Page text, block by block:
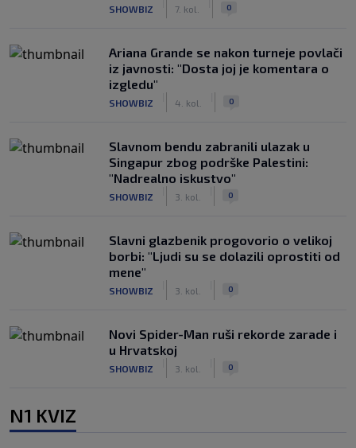
SHOWBIZ 7. kol. 0
Ariana Grande se nakon turneje povlači
iz javnosti: "Dosta joj je komentara o
izgledu"
SHOWBIZ 4. kol. 0
Slavnom bendu zabranili ulazak u
Singapur zbog podrške Palestini:
"Nadrealno iskustvo"
SHOWBIZ 3. kol. 0
Slavni glazbenik progovorio o velikoj
borbi: "Ljudi su se dolazili oprostiti od
mene"
SHOWBIZ 3. kol. 0
Novi Spider-Man ruši rekorde zarade i
u Hrvatskoj
SHOWBIZ 3. kol. 0
N1 KVIZ